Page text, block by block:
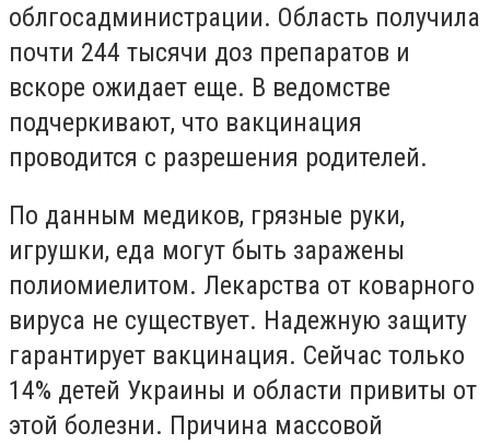
облгосадминистрации. Область получила
почти 244 тысячи доз препаратов и
вскоре ожидает еще. В ведомстве
подчеркивают, что вакцинация
проводится с разрешения родителей.
По данным медиков, грязные руки,
игрушки, еда могут быть заражены
полиомиелитом. Лекарства от коварного
вируса не существует. Надежную защиту
гарантирует вакцинация. Сейчас только
14% детей Украины и области привиты от
этой болезни. Причина массовой